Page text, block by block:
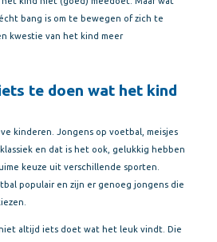
bang is om te bewegen of zich te
kwestie van het kind meer
te doen wat het kind
kinderen. Jongens op voetbal, meisjes
en dat is het ook, gelukkig hebben
keuze uit verschillende sporten.
populair en zijn er genoeg jongens die
altijd iets doet wat het leuk vindt. Die